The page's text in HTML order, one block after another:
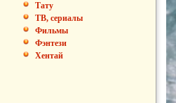
Тату
ТВ, сериалы
Фильмы
Фэнтези
Хентай